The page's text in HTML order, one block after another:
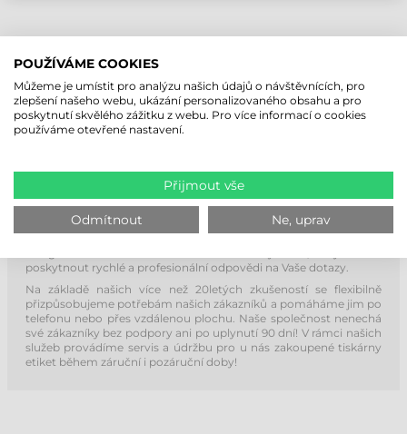
ZNAJÍ NEJLÉPE!
HELP-DESK ZDARMA NA 90 DNÍ!
Při nákupu poskytujeme našim koncovým zákazníkům
bezplatnou podporu po dobu 90 dní! Naši kvalifikovaní servisní
poskytnout rychlé a profesionální odpovědi na Vaše dotazy.
Na základě našich více než 20letých zkušeností se flexibilně
přizpůsobujeme potřebám našich zákazníků a pomáháme jim po
telefonu nebo přes vzdálenou plochu. Naše společnost nenechá
své zákazníky bez podpory ani po uplynutí 90 dní! V rámci našich
služeb provádíme servis a údržbu pro u nás zakoupené tiskárny
etiket během záruční i pozáruční doby!
POUŽÍVÁME COOKIES
Můžeme je umístit pro analýzu našich údajů o návštěvnících, pro
zlepšení našeho webu, ukázání personalizovaného obsahu a pro
poskytnutí skvělého zážitku z webu. Pro více informací o cookies
používáme otevřené nastavení.
Přijmout vše
Odmítnout Ne, uprav